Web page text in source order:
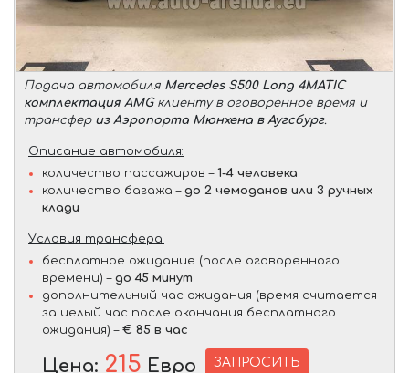
Подача автомобиля Mercedes S500 Long 4MATIC
комплектация AMGклиенту в оговоренное время и
трансфер из Аэропорта Мюнхена в Аугсбург.
Описание автомобиля:
количество пассажиров – 1-4 человека
количество багажа – до 2 чемоданов или 3 ручных
клади
Условия трансфера:
бесплатное ожидание (после оговоренного
времени) – до 45 минут
дополнительный час ожидания (время считается
за целый час после окончания бесплатного
ожидания) – € 85 в час
Цена: 215 Евро ЗАПРОСИТЬ